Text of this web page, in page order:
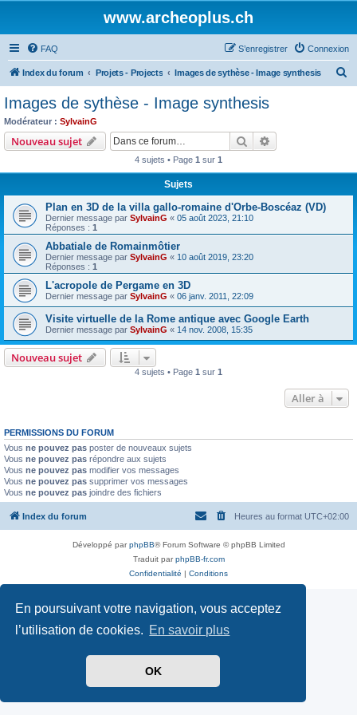
En poursuivant votre navigation, vous acceptez
l’utilisation de cookies. En savoir plus
OK
www.archeoplus.ch
FAQ Connexion
S’enregistrer
Index du forum Projets - Projects Images de sythèse - Image synthesis
Images de sythèse - Image synthesis
Modérateur : SylvainG
Nouveau sujet Rechercher
4 sujets • Page 1 sur 1
Sujets
Plan en 3D de la villa gallo-romaine d'Orbe-Boscéaz (VD)
Dernier message par SylvainG « 05 août 2023, 21:10
Réponses : 1
Abbatiale de Romainmôtier
Dernier message par SylvainG « 10 août 2019, 23:20
Réponses : 1
L'acropole de Pergame en 3D
Dernier message par SylvainG « 06 janv. 2011, 22:09
Visite virtuelle de la Rome antique avec Google Earth
Dernier message par SylvainG « 14 nov. 2008, 15:35
Nouveau sujet
4 sujets • Page 1 sur 1
Aller à
PERMISSIONS DU FORUM
Vous ne pouvez pas poster de nouveaux sujets
Vous ne pouvez pas répondre aux sujets
Vous ne pouvez pas modifier vos messages
Vous ne pouvez pas supprimer vos messages
Vous ne pouvez pas joindre des fichiers
Index du forum Heures au format UTC+02:00
Développé parphpBB® Forum Software © phpBB Limited
Traduit parphpBB-fr.com
Confidentialité | Conditions